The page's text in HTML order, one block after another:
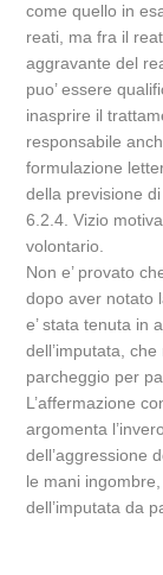
come quello in
reati, ma fra il
aggravante del
puo’ essere
inasprire il
responsabile
formulazione
della previsione di
6.2.4. Vizio
volontario.
Non e’ provato
dopo aver notato
e’ stata tenuta in
dell’imputata,
parcheggio per
L’affermazione
argomenta
dell’aggressione
le mani
dell’imputata da